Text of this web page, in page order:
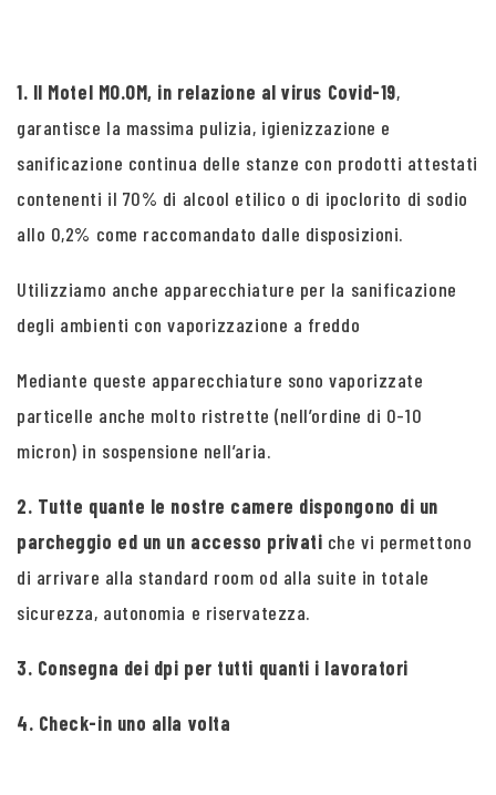
1. Il Motel MO.OM, in relazione al virus Covid-19,
garantisce la massima pulizia, igienizzazione e
sanificazione continua delle stanze con prodotti attestati
contenenti il 70% di alcool etilico o di ipoclorito di sodio
allo 0,2% come raccomandato dalle disposizioni.
Utilizziamo anche apparecchiature per la sanificazione
degli ambienti con vaporizzazione a freddo
Mediante queste apparecchiature sono vaporizzate
particelle anche molto ristrette (nell’ordine di 0-10
micron) in sospensione nell’aria.
2. Tutte quante le nostre camere dispongono di un
parcheggio ed un un accesso privati che vi permettono
di arrivare alla standard room od alla suite in totale
sicurezza, autonomia e riservatezza.
3. Consegna dei dpi per tutti quanti i lavoratori
4. Check-in uno alla volta